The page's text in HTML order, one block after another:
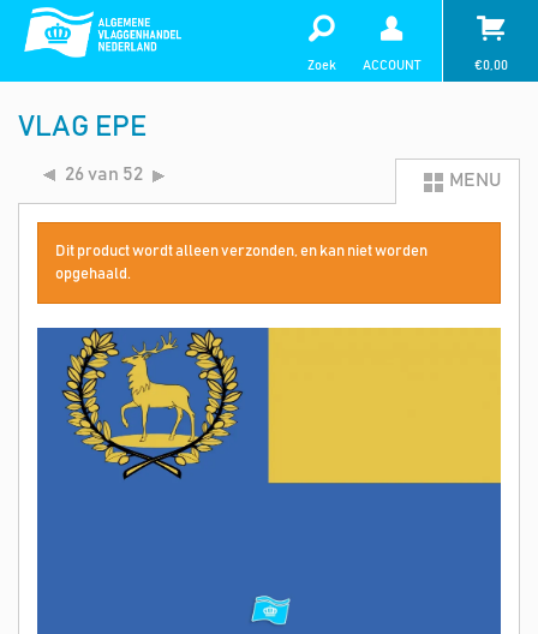
Zoek ACCOUNT €0,00
VLAG EPE
26 van 52 MENU
Dit product wordt alleen verzonden, en kan niet worden
opgehaald.